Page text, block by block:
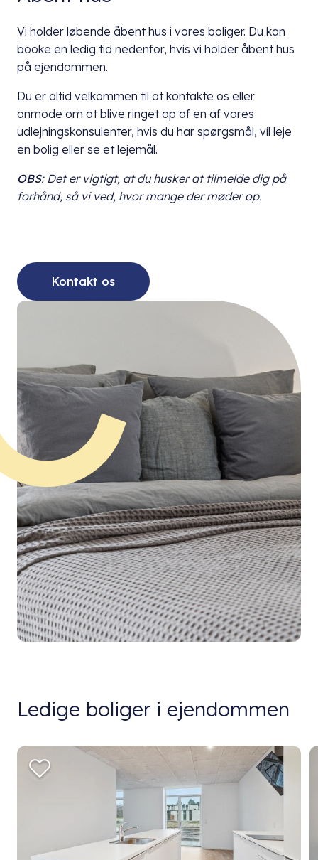
Vi holder løbende åbent hus i vores boliger. Du kan
booke en ledig tid nedenfor, hvis vi holder åbent hus
på ejendommen.
Du er altid velkommen til at kontakte os eller
anmode om at blive ringet op af en af vores
udlejningskonsulenter, hvis du har spørgsmål, vil leje
en bolig eller se et lejemål.
OBS: Det er vigtigt, at du husker at tilmelde dig på
forhånd, så vi ved, hvor mange der møder op.
Kontakt os
Ledige boliger i ejendommen